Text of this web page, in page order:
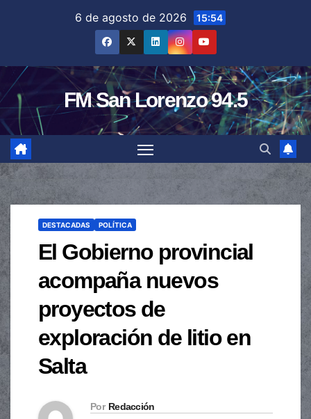
6 de agosto de 2026 15:54
FM San Lorenzo 94.5
DESTACADAS POLÍTICA
El Gobierno provincial
acompaña nuevos
proyectos de
exploración de litio en
Salta
Por Redacción